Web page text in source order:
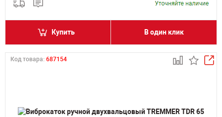
Купить В один клик
Код товара: 687154